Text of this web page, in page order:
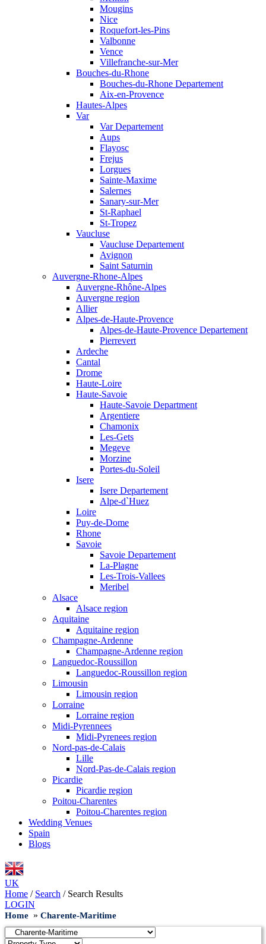
Mougins
Nice
Roquefort-les-Pins
Valbonne
Vence
Villefranche-sur-Mer
Bouches-du-Rhone
Bouches-du-Rhone Departement
Aix-en-Provence
Hautes-Alpes
Var
Var Departement
Aups
Flayosc
Frejus
Lorgues
Sainte-Maxime
Salernes
Sanary-sur-Mer
St-Raphael
St-Tropez
Vaucluse
Vaucluse Departement
Avignon
Saint Saturnin
Auvergne-Rhone-Alpes
Auvergne-Rhône-Alpes
Auvergne region
Allier
Alpes-de-Haute-Provence
Alpes-de-Haute-Provence Departement
Pierrevert
Ardeche
Cantal
Drome
Haute-Loire
Haute-Savoie
Haute-Savoie Department
Argentiere
Chamonix
Les-Gets
Megeve
Morzine
Portes-du-Soleil
Isere
Isere Departement
Alpe-d`Huez
Loire
Puy-de-Dome
Rhone
Savoie
Savoie Departement
La-Plagne
Les-Trois-Vallees
Meribel
Alsace
Alsace region
Aquitaine
Aquitaine region
Champagne-Ardenne
Champagne-Ardenne region
Languedoc-Roussillon
Languedoc-Roussillon region
Limousin
Limousin region
Lorraine
Lorraine region
Midi-Pyrennees
Midi-Pyrenees region
Nord-pas-de-Calais
Lille
Nord-Pas-de-Calais region
Picardie
Picardie region
Poitou-Charentes
Poitou-Charentes region
Wedding Venues
Spain
Blogs
UK
Home / Search / Search Results
LOGIN
Home » Charente-Maritime